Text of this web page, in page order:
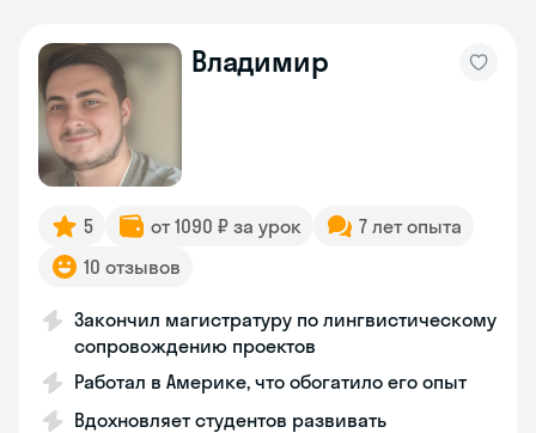
Владимир
5 от 1090 ₽ за урок
7 лет опыта
10 отзывов
Закончил магистратуру по лингвистическому
сопровождению проектов
Работал в Америке, что обогатило его опыт
Вдохновляет студентов развивать